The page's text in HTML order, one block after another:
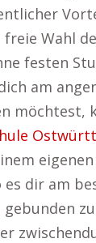
Wahl
festen
am
möchtest,
es dir am